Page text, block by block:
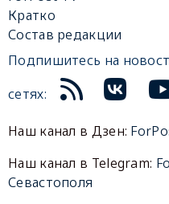
Кратко
Состав редакции
Подпишитесь на
сетях:
Наш канал в Дзен:
Наш канал в Telegram:
Севастополя